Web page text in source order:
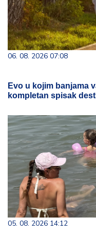
06. 08. 2026 07:08
Evo u kojim banjama
kompletan spisak
05. 08. 2026 14:12